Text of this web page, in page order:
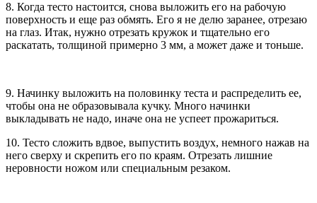
8. Когда тесто настоится, снова выложить его на рабочую
поверхность и еще раз обмять. Его я не делю заранее, отрезаю
на глаз. Итак, нужно отрезать кружок и тщательно его
раскатать, толщиной примерно 3 мм, а может даже и тоньше.
9. Начинку выложить на половинку теста и распределить ее,
чтобы она не образовывала кучку. Много начинки
выкладывать не надо, иначе она не успеет прожариться.
10. Тесто сложить вдвое, выпустить воздух, немного нажав на
него сверху и скрепить его по краям. Отрезать лишние
неровности ножом или специальным резаком.